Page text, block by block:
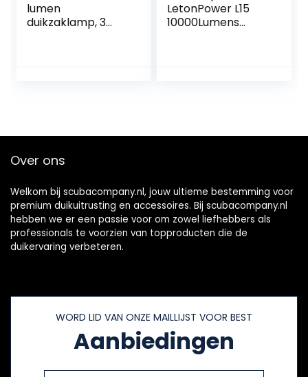
lumen
duikzaklamp, 3
LetonPower L15
10000Lumens
outdoor onder
Over ons
Welkom bij scubacompany.nl, jouw ultieme bestemming voor
premium duikuitrusting en accessoires. Bij scubacompany.nl
hebben we er een passie voor om zowel liefhebbers als
professionals te voorzien van topproducten die de
duikervaring verbeteren.
WORD LID VAN ONZE MAILLIJST VOOR BEST
Aanbiedingen